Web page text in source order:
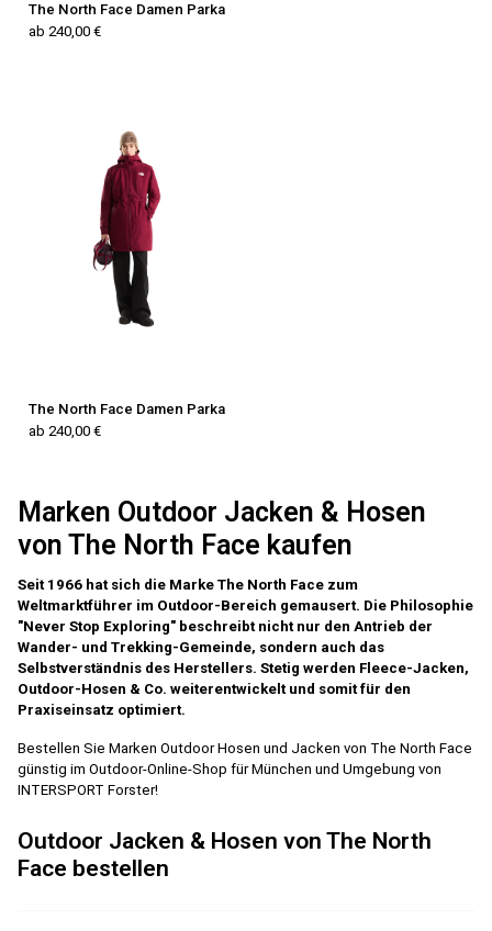
The North Face Damen Parka
ab 240,00 €
The North Face Damen Parka
ab 240,00 €
Marken Outdoor Jacken & Hosen
von The North Face kaufen
Seit 1966 hat sich die Marke The North Face zum
Weltmarktführer im Outdoor-Bereich gemausert. Die Philosophie
"Never Stop Exploring" beschreibt nicht nur den Antrieb der
Wander- und Trekking-Gemeinde, sondern auch das
Selbstverständnis des Herstellers. Stetig werden Fleece-Jacken,
Outdoor-Hosen & Co. weiterentwickelt und somit für den
Praxiseinsatz optimiert.
Bestellen Sie Marken Outdoor Hosen und Jacken von The North Face
günstig im Outdoor-Online-Shop für München und Umgebung von
INTERSPORT Forster!
Outdoor Jacken & Hosen von The North
Face bestellen